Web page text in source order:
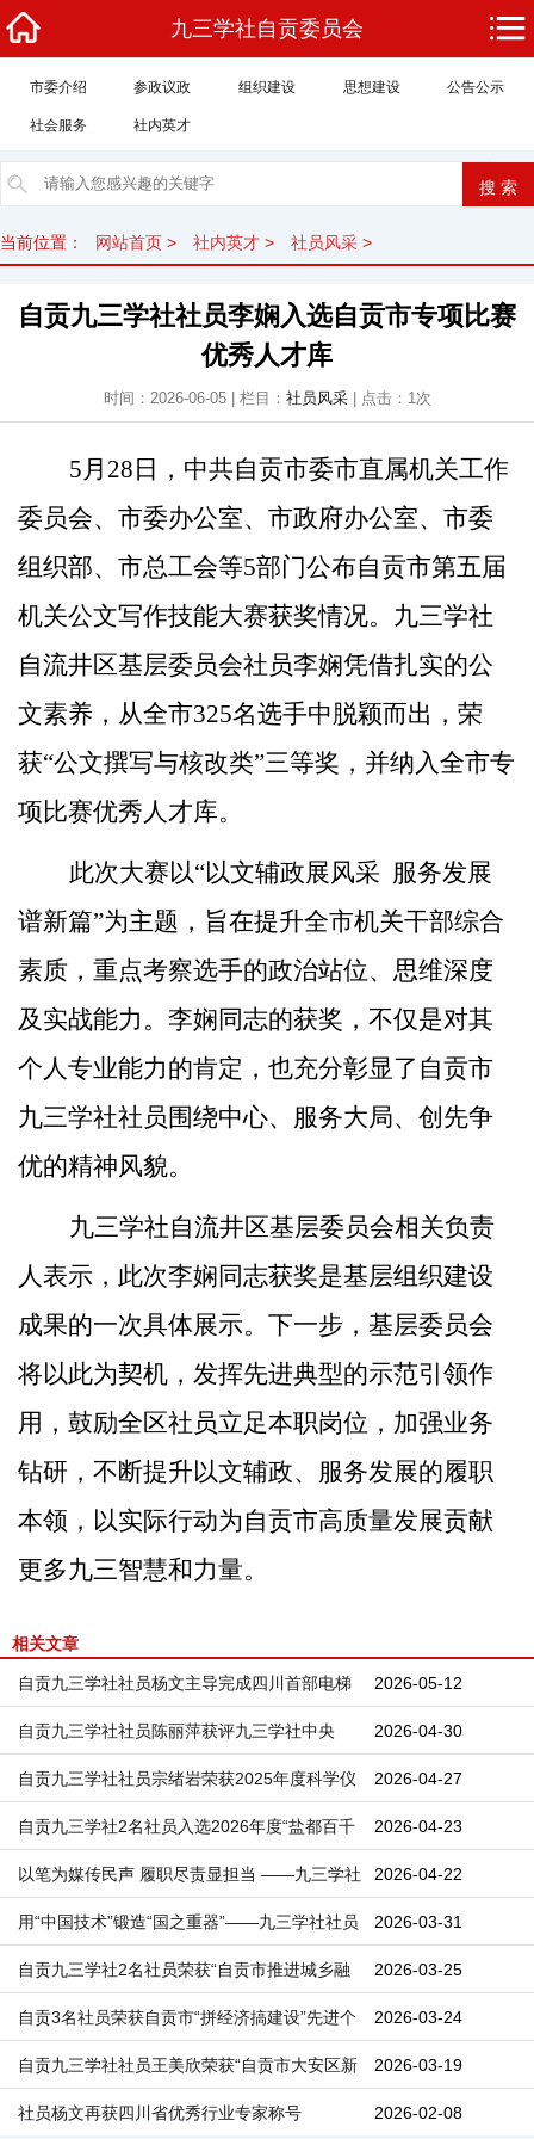
九三学社自贡委员会
市委介绍 参政议政 组织建设 思想建设 公告公示
社会服务 社内英才
当前位置： 网站首页 > 社内英才 > 社员风采 >
自贡九三学社社员李娴入选自贡市专项比赛
优秀人才库
时间：2026-06-05 | 栏目： 社员风采| 点击：1次
5月28日，中共自贡市委市直属机关工作
委员会、市委办公室、市政府办公室、市委
组织部、市总工会等5部门公布自贡市第五届
机关公文写作技能大赛获奖情况。九三学社
自流井区基层委员会社员李娴凭借扎实的公
文素养，从全市325名选手中脱颖而出，荣
获“公文撰写与核改类”三等奖，并纳入全市专
项比赛优秀人才库。
此次大赛以“以文辅政展风采 服务发展
谱新篇”为主题， 旨在提升全市机关干部综合
素质，重点考察选手的政治站位、思维深度
及实战能力。李娴同志的获奖，不仅是对其
个人专业能力的肯定，也充分彰显了自贡市
九三学社社员围绕中心、服务大局、创先争
优的精神风貌。
九三学社自流井区基层委员会相关负责
人表示，此次李娴同志获奖是基层组织建设
成果的一次具体展示。下一步，基层委员会
将以此为契机，发挥先进典型的示范引领作
用，鼓励全区社员立足本职岗位，加强业务
钻研，不断提升以文辅政、服务发展的履职
本领，以实际行动为自贡市高质量发展贡献
更多九三智慧和力量。
相关文章
2026-05-12
自贡九三学社社员杨文主导完成四川首部电梯
拆除安全团体标准编制 2026-04-30
自贡九三学社社员陈丽萍获评九三学社中央
2025年度信息工作先进个人 2026-04-27
自贡九三学社社员宗绪岩荣获2025年度科学仪
器网络原创作品大赛三等奖 2026-04-23
自贡九三学社2名社员入选2026年度“盐都百千
万英才计划” 2026-04-22
以笔为媒传民声 履职尽责显担当 ——九三学社
贡井区基层委社员在区政协信息宣传工作会议
上作交流发言
2026-03-31
用“中国技术”锻造“国之重器”——九三学社社员
参与全球首台630℃超超临界二次再热燃煤发
电机组研制纪实
2026-03-25
自贡九三学社2名社员荣获“自贡市推进城乡融
合发展先进个人”表彰 2026-03-24
自贡3名社员荣获自贡市“拼经济搞建设”先进个
人表彰 2026-03-19
自贡九三学社社员王美欣荣获“自贡市大安区新
时代深化改革扩大开放先进个人”称号 2026-02-08
社员杨文再获四川省优秀行业专家称号